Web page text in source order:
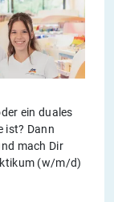
ein duales
ist? Dann
mach Dir
(w/m/d)